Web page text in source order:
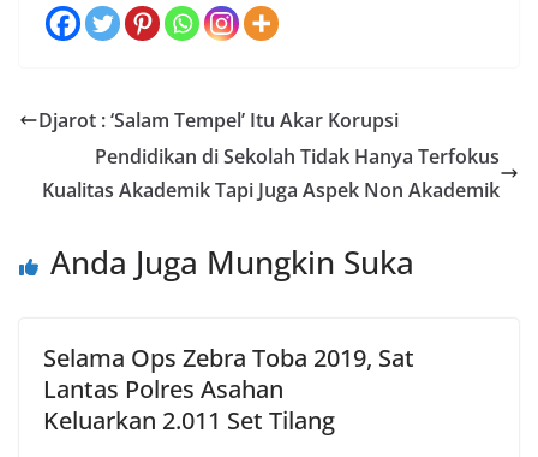
Djarot : ‘Salam Tempel’ Itu Akar Korupsi
Pendidikan di Sekolah Tidak Hanya Terfokus
Kualitas Akademik Tapi Juga Aspek Non Akademik
Anda Juga Mungkin Suka
Selama Ops Zebra Toba 2019, Sat
Lantas Polres Asahan
Keluarkan 2.011 Set Tilang